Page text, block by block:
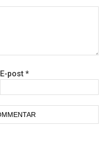
E-post*